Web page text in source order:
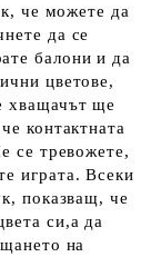
че можете да
да се
балони и да
цветове,
хващачът ще
контактната
се тревожете,
играта. Всеки
показващ, че
си,а да
на